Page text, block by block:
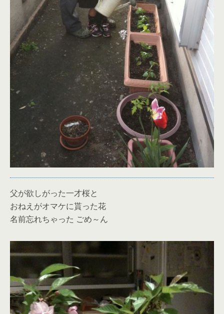
父が欲しがった一才桜と
おねえがオマケに貰った花
名前忘れちゃった ごめ～ん